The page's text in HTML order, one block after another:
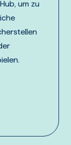
um zu